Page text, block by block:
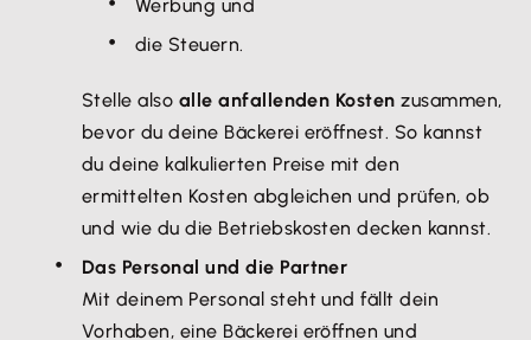
Werbung und
die Steuern.
Stelle also alle anfallenden Kostenzusammen,
bevor du deine Bäckerei eröffnest. So kannst
du deine kalkulierten Preise mit den
ermittelten Kosten abgleichen und prüfen, ob
und wie du die Betriebskosten decken kannst.
Das Personal und die Partner
Mit deinem Personal steht und fällt dein
Vorhaben, eine Bäckerei eröffnen und